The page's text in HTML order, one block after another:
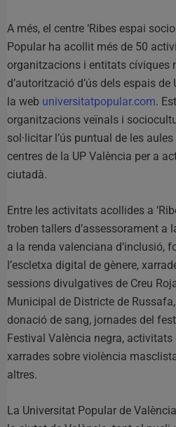
A més, el centre ‘Ribes espai
Popular ha acollit més de 50
organitzacions i entitats cíviques
d’autorització d’ús dels espais
la web universitatpopular.com.
organitzacions veïnals i
sol·licitar l’ús puntual de les
centres de la UP València per a
ciutadà.
Entre les activitats acollides a
troben tallers d’assessorament a
a la renda valenciana d’inclusió,
l’escletxa digital de gènere,
sessions divulgatives de Creu
Municipal de Districte de
donació de sang, jornades del
Festival València negra, activitats
xarrades sobre violència
altres.
La Universitat Popular de